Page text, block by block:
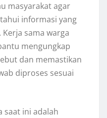
masyarakat agar
informasi yang
sama warga
mengungkap
dan memastikan
diproses sesuai
saat ini adalah